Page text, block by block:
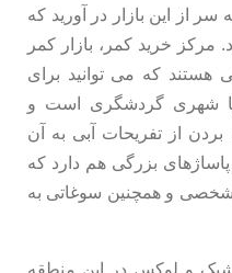
از این بازار در آورید که
خرید کمر، بازار کمر
هستند که می توانید برای
شهری گردشگری است و
از تفریحات آبی به آن
بزرگی هم دارد که
شخصی و همچنین سوغاتی به